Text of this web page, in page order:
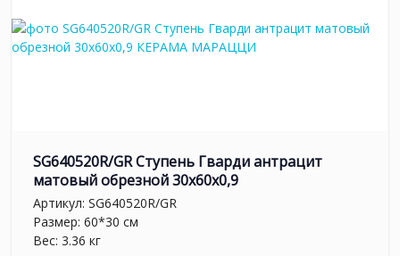
SG640520R/GR Ступень Гварди антрацит
матовый обрезной 30x60x0,9
Артикул: SG640520R/GR
Размер: 60*30 см
Вес: 3.36 кг